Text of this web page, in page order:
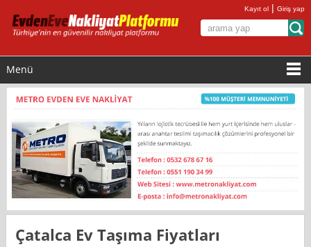
Kayıt ol |Giriş yap
Menü
Çatalca Ev Taşıma Fiyatları